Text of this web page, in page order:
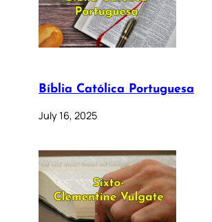
Bíblia Católica Portuguesa
July 16, 2025